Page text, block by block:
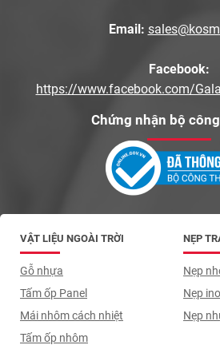
Email:
Facebook:
https://www.facebook.com/
Chứng nhận bộ
VẬT LIỆU NGOÀI TRỜI
Gỗ nhựa
Tấm ốp Panel
Mái nhôm cách nhiệt
Tấm ốp nhôm
NẸP
Nẹp
Nẹp
Nẹp